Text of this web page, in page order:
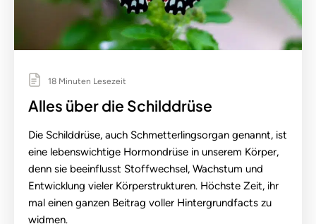
18 Minuten Lesezeit
Alles über die Schilddrüse
Die Schilddrüse, auch Schmetterlingsorgan genannt, ist
eine lebenswichtige Hormondrüse in unserem Körper,
denn sie beeinflusst Stoffwechsel, Wachstum und
Entwicklung vieler Körperstrukturen. Höchste Zeit, ihr
mal einen ganzen Beitrag voller Hintergrundfacts zu
widmen.